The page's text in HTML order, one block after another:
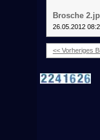
Brosche
26.05.2012
<< Vorheriges